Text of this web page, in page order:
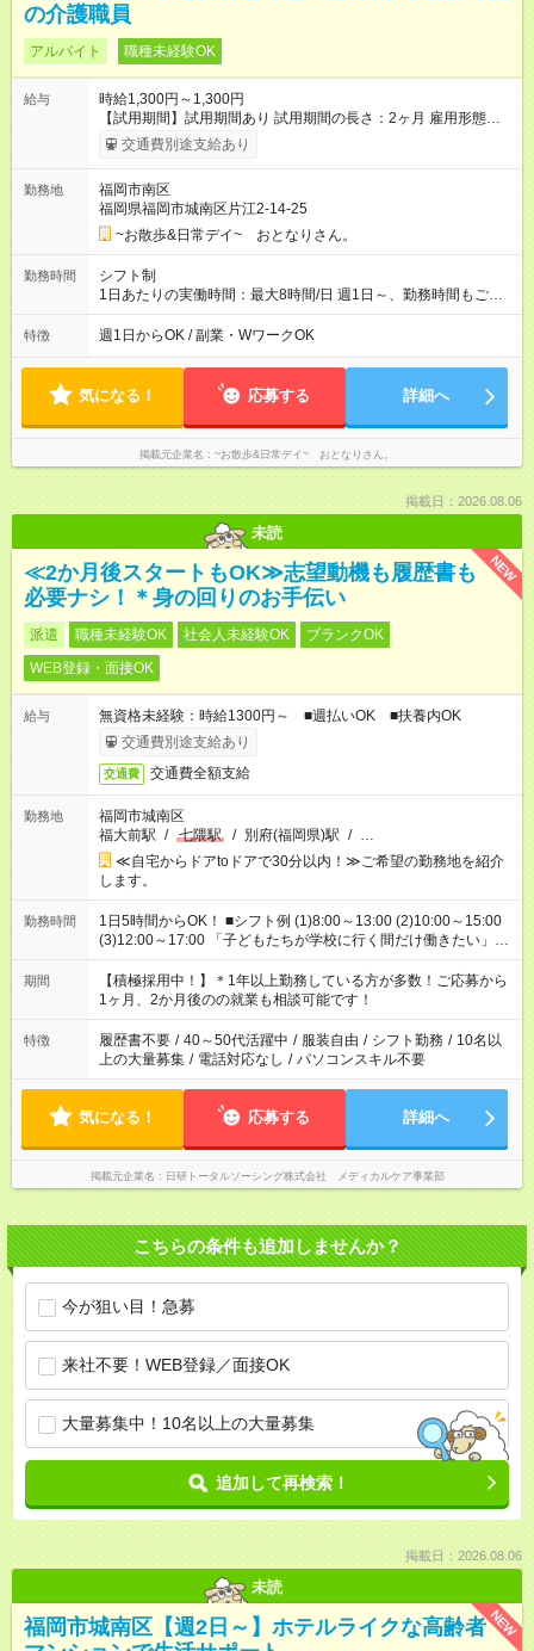
の介護職員
アルバイト 職種未経験OK
給与
時給1,300円～1,300円
【試用期間】試用期間あり 試用期間の長さ：2ヶ月 雇用形態、
給与は本採用時と同じです。
交通費別途支給あり
勤務地
福岡市南区
福岡県福岡市城南区片江2-14-25
~お散歩&日常デイ~ おとなりさん。
勤務時間
シフト制
1日あたりの実働時間：最大8時間/日 週1日～、勤務時間もご相
談ください！ 一番助かるのは8:00～18:00の間の8時間（休憩60
分）のシフトです
特徴 週1日からOK / 副業・WワークOK
気になる！ 応募する 詳細へ
掲載元企業名 ~お散歩&日常デイ~ おとなりさん。
掲載日：2026.08.06
未読
NEW
≪2か月後スタートもOK≫志望動機も履歴書も
必要ナシ！＊身の回りのお手伝い
派遣 職種未経験OK 社会人未経験OK
ブランクOK
WEB登録・面接OK
給与
無資格未経験：時給1300円～ ■週払いOK ■扶養内OK
交通費別途支給あり
交通費 交通費全額支給
勤務地
福岡市城南区
福大前駅 / 七隈駅 / 別府(福岡県)駅 / …
≪自宅からドアtoドアで30分以内！≫ご希望の勤務地を紹介
します。
勤務時間
1日5時間からOK！ ■シフト例 (1)8:00～13:00 (2)10:00～15:00
(3)12:00～17:00 「子どもたちが学校に行く間だけ働きたい」
「余裕を持って夕飯の準備がしたい」 「午前中は働いて、午後
はプライベートの時間にしたい」 など、ご希望を教えてくださ
いね。 ※Wワーク希望の方へ 今ご覧のお仕事で希望する勤務時
間と、もう1つのお仕事の勤務時間。 合計で週40時間を超える
場合は応募できません。
期間
【積極採用中！】＊1年以上勤務している方が多数！ご応募から
1ヶ月、2か月後のの就業も相談可能です！
特徴 履歴書不要 / 40～50代活躍中 / 服装自由 / シフト勤務 / 10名以
上の大量募集 / 電話対応なし / パソコンスキル不要
気になる！ 応募する 詳細へ
掲載元企業名 日研トータルソーシング株式会社 メディカルケア事業部
こちらの条件も追加しませんか？
今が狙い目！急募
来社不要！WEB登録／面接OK
大量募集中！10名以上の大量募集
追加して再検索！
掲載日：2026.08.06
未読
NEW
福岡市城南区【週2日～】ホテルライクな高齢者